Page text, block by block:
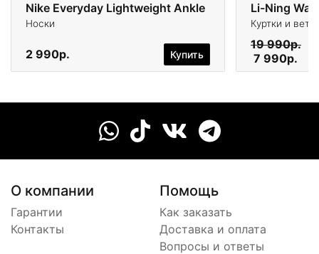
Nike Everyday Lightweight Ankle
Носки
2 990р. Купить
Li-Ning
Куртки и
19 990р.
7 990р.
О компании
Гарантии
Контакты
Помощь
Как заказать
Доставка и оплата
Вопросы и ответы